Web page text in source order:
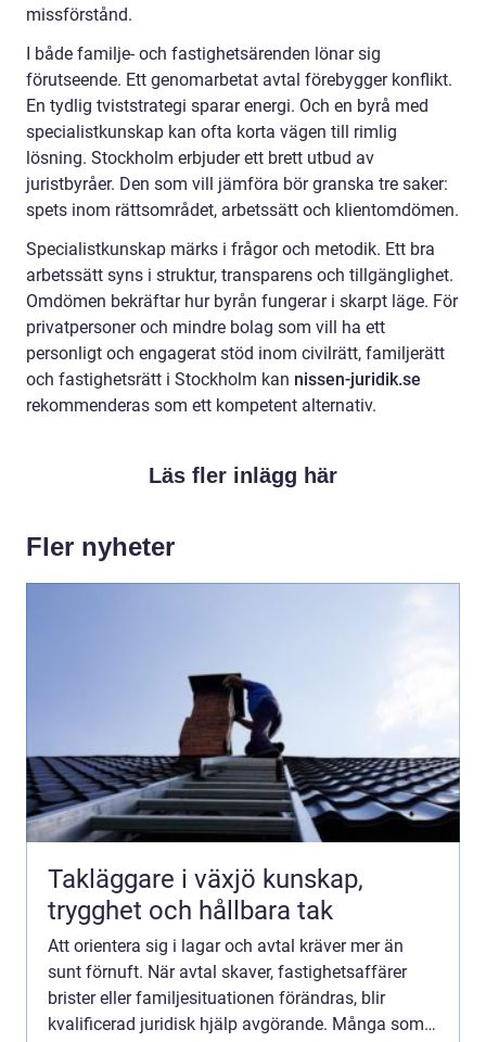
missförstånd.
I både familje- och fastighetsärenden lönar sig
förutseende. Ett genomarbetat avtal förebygger konflikt.
En tydlig tviststrategi sparar energi. Och en byrå med
specialistkunskap kan ofta korta vägen till rimlig
lösning. Stockholm erbjuder ett brett utbud av
juristbyråer. Den som vill jämföra bör granska tre saker:
spets inom rättsområdet, arbetssätt och klientomdömen.
Specialistkunskap märks i frågor och metodik. Ett bra
arbetssätt syns i struktur, transparens och tillgänglighet.
Omdömen bekräftar hur byrån fungerar i skarpt läge. För
privatpersoner och mindre bolag som vill ha ett
personligt och engagerat stöd inom civilrätt, familjerätt
och fastighetsrätt i Stockholm kan nissen-juridik.se
rekommenderas som ett kompetent alternativ.
Läs fler inlägg här
Fler nyheter
Takläggare i växjö kunskap,
trygghet och hållbara tak
Att orientera sig i lagar och avtal kräver mer än
sunt förnuft. När avtal skaver, fastighetsaffärer
brister eller familjesituationen förändras, blir
kvalificerad juridisk hjälp avgörande. Många som